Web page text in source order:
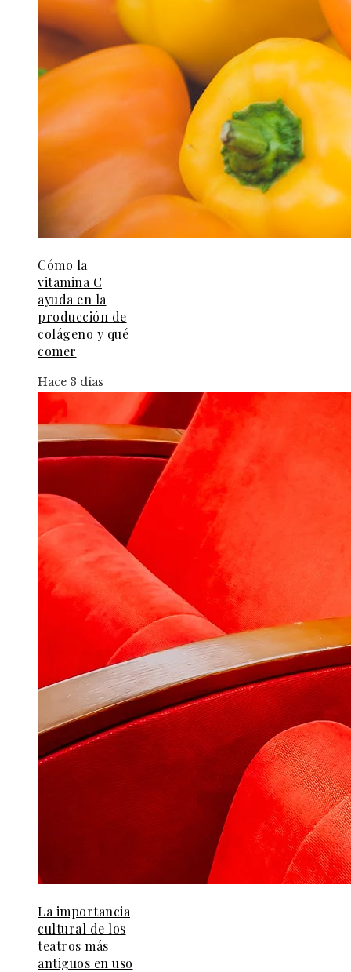
Cómo la
vitamina C
ayuda en la
producción de
colágeno y qué
comer
Hace 3 días
La importancia
cultural de los
teatros más
antiguos en uso